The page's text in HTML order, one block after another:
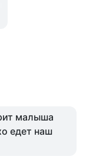
малыша
едет наш